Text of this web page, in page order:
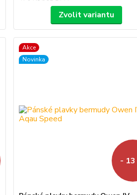
Zvolit variantu
Akce
Novinka
-